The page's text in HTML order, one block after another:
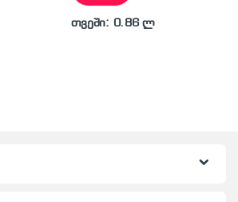
თვეში: 0.86 ლ